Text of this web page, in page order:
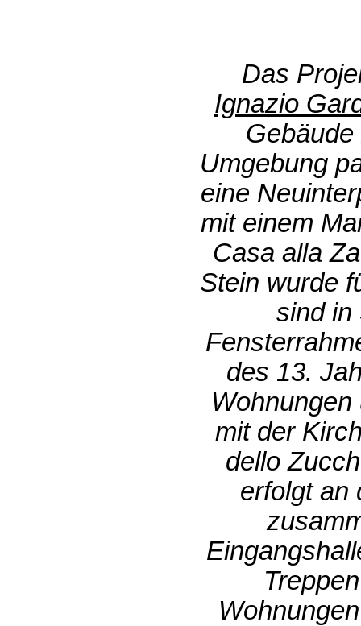
Das
Ignazio
Umgebung
eine
mit einem
Casa alla
Stein wurde
sind in
des 13.
mit der
dello
erfolgt an